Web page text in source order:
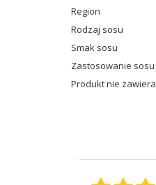
Region
Rodzaj sosu
Smak sosu
Zastosowanie sosu
Produkt nie zawiera